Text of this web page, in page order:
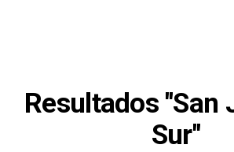
Resultados "San
Sur"